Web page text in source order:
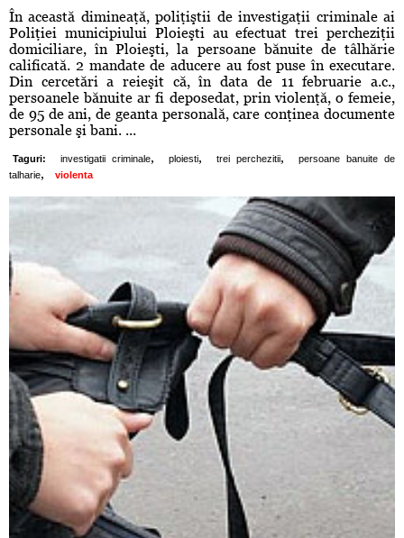
În această dimineaţă, poliţiştii de investigaţii criminale ai
Poliţiei municipiului Ploieşti au efectuat trei percheziţii
domiciliare, în Ploieşti, la persoane bănuite de tâlhărie
calificată. 2 mandate de aducere au fost puse în executare.
Din cercetări a reieşit că, în data de 11 februarie a.c.,
persoanele bănuite ar fi deposedat, prin violenţă, o femeie,
de 95 de ani, de geanta personală, care conţinea documente
personale şi bani. ...
Taguri: investigatii criminale, ploiesti, trei perchezitii,
persoane banuite de
talharie, violenta